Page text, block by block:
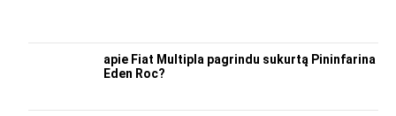
apie Fiat Multipla pagrindu sukurtą Pininfarina
Eden Roc?